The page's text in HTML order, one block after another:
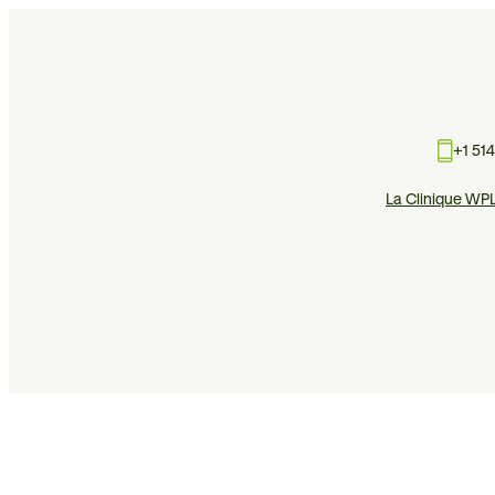
+1
La Clinique WP